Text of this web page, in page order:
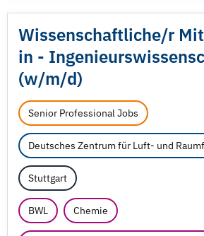
Wissenschaftliche/r
in -
(w/m/d)
Senior Professional Jobs
Deutsches Zentrum für Luft- und
Stuttgart
BWL Chemie